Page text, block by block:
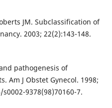
JM. Subclassification of
2003; 22(2):143-148.
pathogenesis of
Am J Obstet Gynecol. 1998;
9378(98)70160-7.